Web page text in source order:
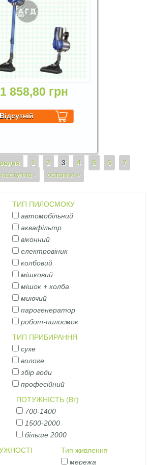
1 858,80 грн
1 2 3 4 5 6
7
наступна › остання »
ТИП ПИЛОСМОКУ
автомобільний
аквафільтр
віконний
електровіник
колбовий
мішковий
мішок + колба
миючий
парогенератор
робот-пилосмок
ТИП ПРИБИРАННЯ
сухе
вологе
збір води
професійний
ПОТУЖНІСТЬ (Вт)
700-1400
1500-2000
більше 2000
Тип живлення
мережа